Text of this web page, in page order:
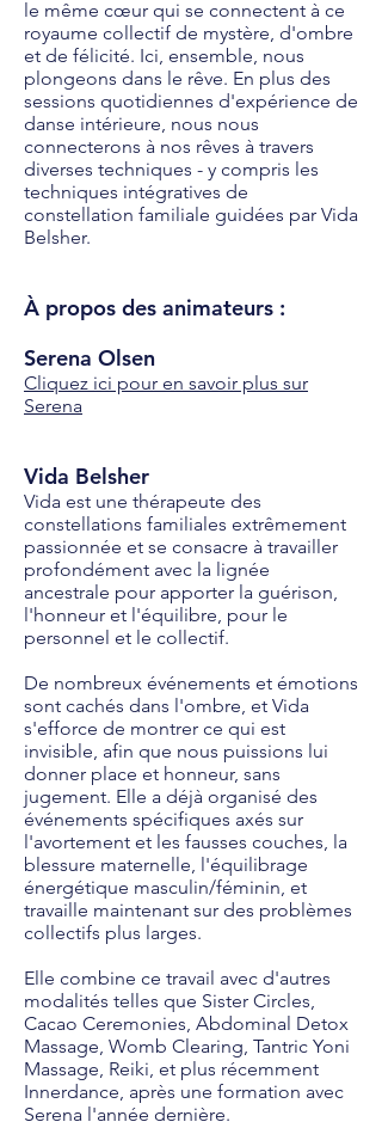
le même cœur qui se connectent à ce
royaume collectif de mystère, d'ombre
et de félicité. Ici, ensemble, nous
plongeons dans le rêve. En plus des
sessions quotidiennes d'expérience de
danse intérieure, nous nous
connecterons à nos rêves à travers
diverses techniques - y compris les
techniques intégratives de
constellation familiale guidées par Vida
Belsher.
À propos des animateurs :
Serena Olsen
Cliquez ici pour en savoir plus sur
Serena
Vida Belsher
Vida est une thérapeute des
constellations familiales extrêmement
passionnée et se consacre à travailler
profondément avec la lignée
ancestrale pour apporter la guérison,
l'honneur et l'équilibre, pour le
personnel et le collectif.
De nombreux événements et émotions
sont cachés dans l'ombre, et Vida
s'efforce de montrer ce qui est
invisible, afin que nous puissions lui
donner place et honneur, sans
jugement. Elle a déjà organisé des
événements spécifiques axés sur
l'avortement et les fausses couches, la
blessure maternelle, l'équilibrage
énergétique masculin/féminin, et
travaille maintenant sur des problèmes
collectifs plus larges.
Elle combine ce travail avec d'autres
modalités telles que Sister Circles,
Cacao Ceremonies, Abdominal Detox
Massage, Womb Clearing, Tantric Yoni
Massage, Reiki, et plus récemment
Innerdance, après une formation avec
Serena l'année dernière.